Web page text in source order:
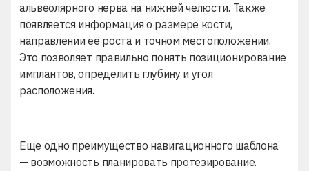
альвеолярного нерва на нижней челюсти. Также
появляется информация о размере кости,
направлении её роста и точном местоположении.
Это позволяет правильно понять позиционирование
имплантов, определить глубину и угол
расположения.
Еще одно преимущество навигационного шаблона
— возможность планировать протезирование.